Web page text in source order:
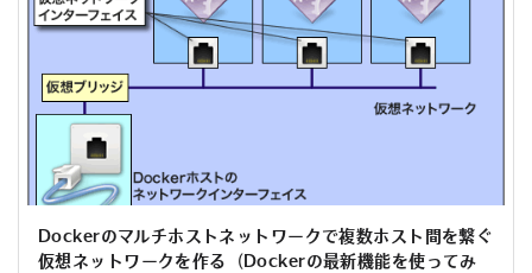
Dockerのマルチホストネットワークで複数ホスト間を繋ぐ
仮想ネットワークを作る（Dockerの最新機能を使ってみ